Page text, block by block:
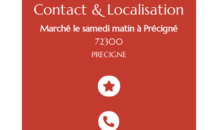
Contact & Localisation
Marché le samedi matin à Précigné
72300
PRECIGNE

